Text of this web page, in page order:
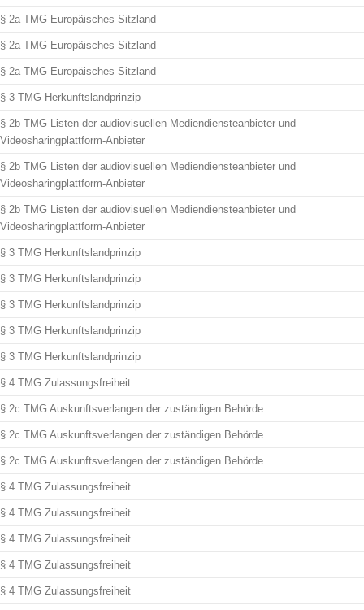
§ 2a TMG Europäisches Sitzland
§ 2a TMG Europäisches Sitzland
§ 2a TMG Europäisches Sitzland
§ 3 TMG Herkunftslandprinzip
§ 2b TMG Listen der audiovisuellen Mediendiensteanbieter und
Videosharingplattform-Anbieter
§ 2b TMG Listen der audiovisuellen Mediendiensteanbieter und
Videosharingplattform-Anbieter
§ 2b TMG Listen der audiovisuellen Mediendiensteanbieter und
Videosharingplattform-Anbieter
§ 3 TMG Herkunftslandprinzip
§ 3 TMG Herkunftslandprinzip
§ 3 TMG Herkunftslandprinzip
§ 3 TMG Herkunftslandprinzip
§ 3 TMG Herkunftslandprinzip
§ 4 TMG Zulassungsfreiheit
§ 2c TMG Auskunftsverlangen der zuständigen Behörde
§ 2c TMG Auskunftsverlangen der zuständigen Behörde
§ 2c TMG Auskunftsverlangen der zuständigen Behörde
§ 4 TMG Zulassungsfreiheit
§ 4 TMG Zulassungsfreiheit
§ 4 TMG Zulassungsfreiheit
§ 4 TMG Zulassungsfreiheit
§ 4 TMG Zulassungsfreiheit